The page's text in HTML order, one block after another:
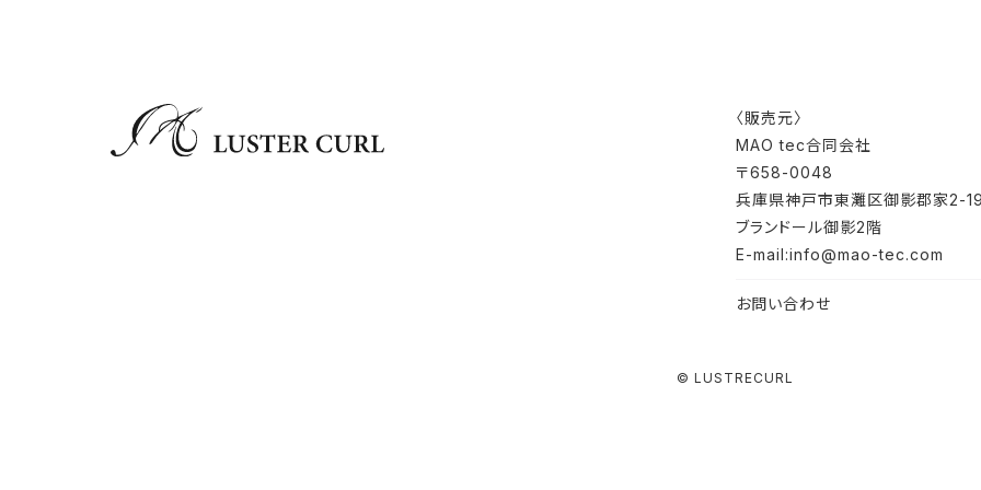
〈販売元〉
MAO tec合同会社
〒658-0048
兵庫県神戸市東灘区御影郡家2-
ブランドール御影2階
E-mail:info@mao-tec.com
お問い合わせ
© LUSTRECURL